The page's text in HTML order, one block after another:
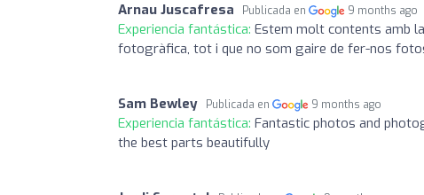
Arnau Juscafresa Publicada en 9 months ago
Experiencia fantástica: Estem molt contents amb
fotogràfica, tot i que no som gaire de fer-nos
Sam Bewley Publicada en 9 months ago
Experiencia fantástica: Fantastic photos and
the best parts beautifully